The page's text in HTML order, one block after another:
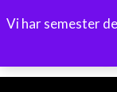
Vi har semester
Meny